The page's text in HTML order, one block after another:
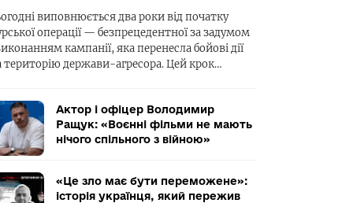
виповнюється два роки від початку
операції — безпрецедентної за задумом
кампанії, яка перенесла бойові дії
територію держави-агресора. Цей крок…
Актор і офіцер Володимир
Ращук: «Воєнні фільми не мають
нічого спільного з війною»
«Це зло має бути переможене»:
історія українця, який пережив